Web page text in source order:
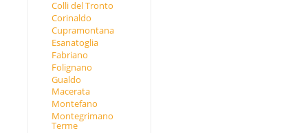
Colli del Tronto
Corinaldo
Cupramontana
Esanatoglia
Fabriano
Folignano
Gualdo
Macerata
Montefano
Montegrimano
Terme